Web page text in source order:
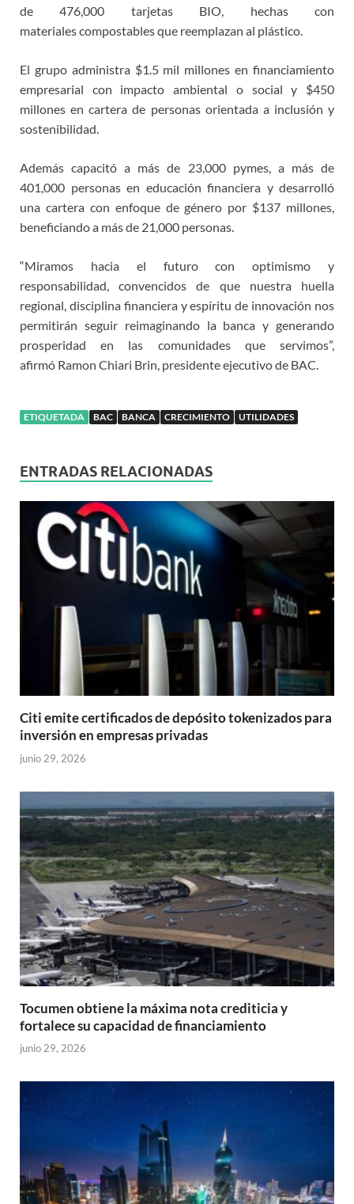
de 476,000 tarjetas BIO, hechas con
materiales compostables que reemplazan al plástico.
El grupo administra $1.5 mil millones en financiamiento
empresarial con impacto ambiental o social y $450
millones en cartera de personas orientada a inclusión y
sostenibilidad.
Además capacitó a más de 23,000 pymes, a más de
401,000 personas en educación financiera y desarrolló
una cartera con enfoque de género por $137 millones,
beneficiando a más de 21,000 personas.
“Miramos hacia el futuro con optimismo y
responsabilidad, convencidos de que nuestra huella
regional, disciplina financiera y espíritu de innovación nos
permitirán seguir reimaginando la banca y generando
prosperidad en las comunidades que servimos”,
afirmó Ramon Chiari Brin, presidente ejecutivo de BAC.
ETIQUETADA BAC BANCA CRECIMIENTO UTILIDADES
ENTRADAS RELACIONADAS
Citi emite certificados de depósito tokenizados para
inversión en empresas privadas
junio 29, 2026
Tocumen obtiene la máxima nota crediticia y
fortalece su capacidad de financiamiento
junio 29, 2026